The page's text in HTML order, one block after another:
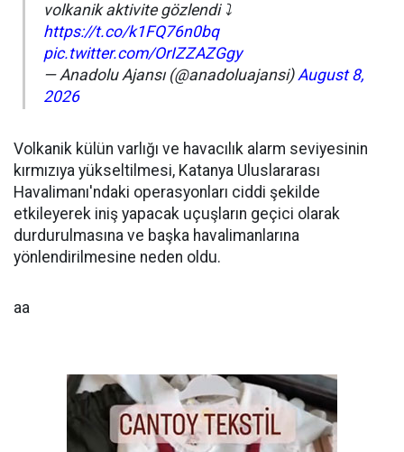
volkanik aktivite gözlendi ⤵️
https://t.co/k1FQ76n0bq
pic.twitter.com/OrIZZAZGgy
— Anadolu Ajansı (@anadoluajansi)August 8,
2026
Volkanik külün varlığı ve havacılık alarm seviyesinin
kırmızıya yükseltilmesi, Katanya Uluslararası
Havalimanı'ndaki operasyonları ciddi şekilde
etkileyerek iniş yapacak uçuşların geçici olarak
durdurulmasına ve başka havalimanlarına
yönlendirilmesine neden oldu.
aa